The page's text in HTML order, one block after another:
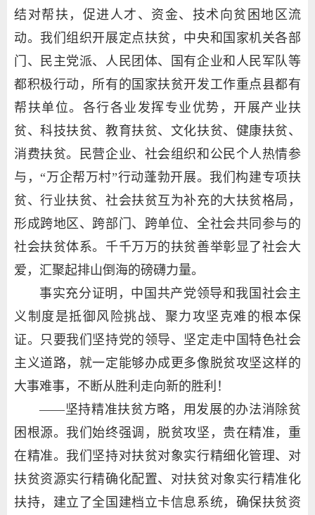
结对帮扶，促进人才、资金、技术向贫困地区流
动。我们组织开展定点扶贫，中央和国家机关各部
门、民主党派、人民团体、国有企业和人民军队等
都积极行动，所有的国家扶贫开发工作重点县都有
帮扶单位。各行各业发挥专业优势，开展产业扶
贫、科技扶贫、教育扶贫、文化扶贫、健康扶贫、
消费扶贫。民营企业、社会组织和公民个人热情参
与，“万企帮万村”行动蓬勃开展。我们构建专项扶
贫、行业扶贫、社会扶贫互为补充的大扶贫格局，
形成跨地区、跨部门、跨单位、全社会共同参与的
社会扶贫体系。千千万万的扶贫善举彰显了社会大
爱，汇聚起排山倒海的磅礴力量。
事实充分证明，中国共产党领导和我国社会主
义制度是抵御风险挑战、聚力攻坚克难的根本保
证。只要我们坚持党的领导、坚定走中国特色社会
主义道路，就一定能够办成更多像脱贫攻坚这样的
大事难事，不断从胜利走向新的胜利！
——坚持精准扶贫方略，用发展的办法消除贫
困根源。我们始终强调，脱贫攻坚，贵在精准，重
在精准。我们坚持对扶贫对象实行精细化管理、对
扶贫资源实行精确化配置、对扶贫对象实行精准化
扶持，建立了全国建档立卡信息系统，确保扶贫资